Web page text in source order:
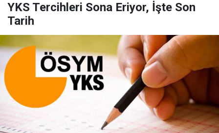
YKS Tercihleri Sona Eriyor, İşte Son
Tarih